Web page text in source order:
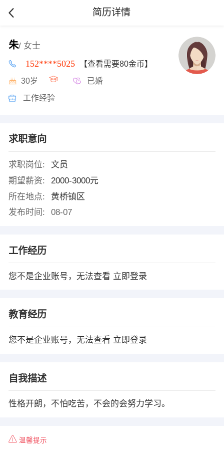
简历详情
朱/ 女士
152****5025 【查看需要80金币】
30岁 已婚
工作经验
求职意向
求职岗位:
文员
期望薪资:
2000-3000元
所在地点:
黄桥镇区
发布时间:
08-07
工作经历
您不是企业账号，无法查看 立即登录
教育经历
您不是企业账号，无法查看 立即登录
自我描述
性格开朗，不怕吃苦，不会的会努力学习。
温馨提示